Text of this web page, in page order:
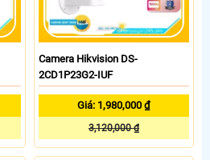
Camera Hikvision DS-
2CD1P23G2-IUF
Giá: 1,980,000 ₫
3,120,000 ₫